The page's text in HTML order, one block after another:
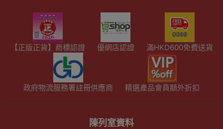
【正版正貨】商標認證 優網店認證 滿HKD600免費送貨
政府物流服務署註冊供應商 精選產品會員額外折扣
陳列室資料